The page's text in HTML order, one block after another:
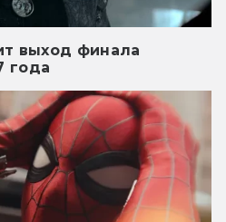
выход финала
года